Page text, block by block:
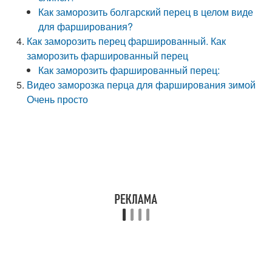
Как заморозить болгарский перец в целом виде
для фарширования?
Как заморозить перец фаршированный. Как
заморозить фаршированный перец
Как заморозить фаршированный перец:
Видео заморозка перца для фарширования зимой
Очень просто